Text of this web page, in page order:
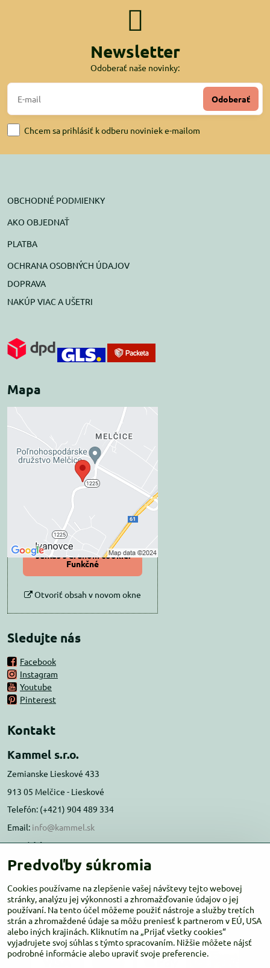
Newsletter
Odoberať naše novinky:
Odoberať
Chcem sa prihlásiť k odberu noviniek e-mailom
OBCHODNÉ PODMIENKY
AKO OBJEDNAŤ
PLATBA
OCHRANA OSOBNÝCH ÚDAJOV
DOPRAVA
NAKÚP VIAC A UŠETRI
Mapa
Externý obsah je
blokovaný Voľbami
súkromia
Prajete si načítať externý obsah?
Povoliť tentokrát
Povoliť a zapamätať -
súhlas s druhom cookie:
Funkčné
Otvoriť obsah v novom okne
Sledujte nás
Facebook
Instagram
Youtube
Pinterest
Kontakt
Kammel s.r.o.
Zemianske Lieskové 433
913 05 Melčice - Lieskové
Telefón: (+421) 904 489 334
Email: info@kammel.sk
Prevádzka:
Administratívna budova PD Melčice
Otváracie hodiny:PO-ŠT 8:00 - 16:00
PIA-NE Zatvorené
Predvoľby súkromia
Cookies používame na zlepšenie vašej návštevy tejto webovej
stránky, analýzu jej výkonnosti a zhromažďovanie údajov o jej
používaní. Na tento účel môžeme použiť nástroje a služby tretích
strán a zhromaždené údaje sa môžu preniesť k partnerom v EÚ, USA
alebo iných krajinách. Kliknutím na „Prijať všetky cookies“
vyjadrujete svoj súhlas s týmto spracovaním. Nižšie môžete nájsť
podrobné informácie alebo upraviť svoje preferencie.